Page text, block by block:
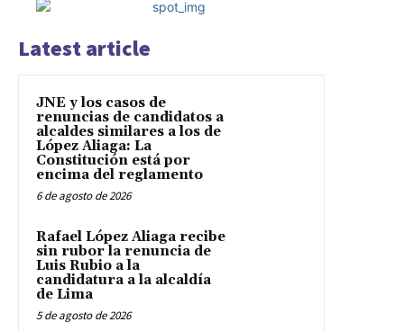
Latest article
JNE y los casos de
renuncias de candidatos a
alcaldes similares a los de
López Aliaga: La
Constitución está por
encima del reglamento
6 de agosto de 2026
Rafael López Aliaga recibe
sin rubor la renuncia de
Luis Rubio a la
candidatura a la alcaldía
de Lima
5 de agosto de 2026